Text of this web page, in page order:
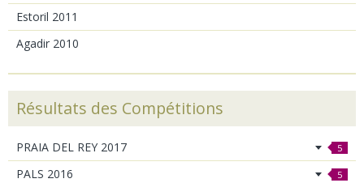
Estoril 2011
Agadir 2010
Résultats des Compétitions
PRAIA DEL REY 2017 5
PALS 2016 5